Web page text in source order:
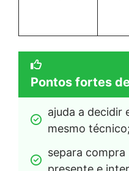
Pontos fortes
ajuda a decidir
mesmo técnico;
separa compra